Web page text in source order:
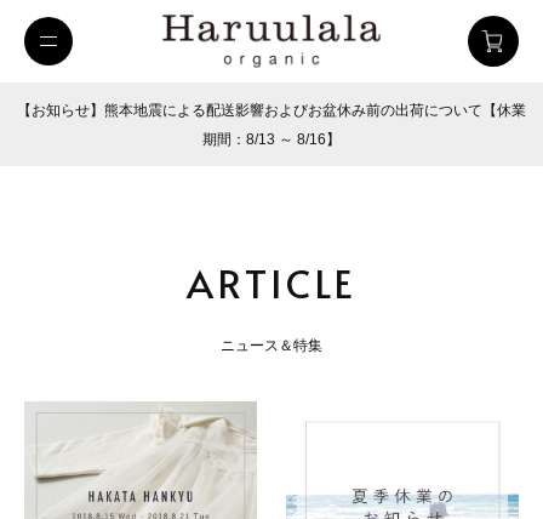
ツイルハーフパンツ
【お知らせ】熊本地震による配送影響およびお盆休み前の出荷について【休業
期間：8/13 ～ 8/16】
ARTICLE
ニュース＆特集